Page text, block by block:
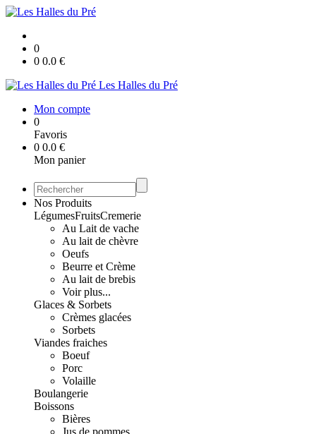
0
0 0.0 €
Les Halles du Pré
Mon compte
0
Favoris
0 0.0 €
Mon panier
Nos Produits
LégumesFruitsCremerie
Au Lait de vache
Au lait de chèvre
Oeufs
Beurre et Crème
Au lait de brebis
Voir plus...
Glaces & Sorbets
Crèmes glacées
Sorbets
Viandes fraiches
Boeuf
Porc
Volaille
Boulangerie
Boissons
Bières
Jus de pommes